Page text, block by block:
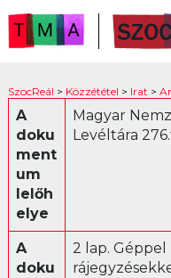
FŐOLDAL
KUTATÁS
KÖZZÉTÉTEL
KÖZVETÍTÉS
KÖZZÉTÉTEL:
Fotó
SzocReál > Közzététel > Irat >
A
doku
ment
um
lelőh
elye
Magyar
Levéltára
A
doku
2 lap.